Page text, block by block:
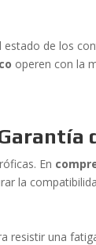
de los
operen con la
En
la
resistir una